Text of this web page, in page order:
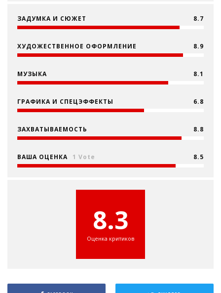
ЗАДУМКА И СЮЖЕТ 8.7
ХУДОЖЕСТВЕННОЕ ОФОРМЛЕНИЕ 8.9
МУЗЫКА 8.1
ГРАФИКА И СПЕЦЭФФЕКТЫ 6.8
ЗАХВАТЫВАЕМОСТЬ 8.8
ВАША ОЦЕНКА 1 Vote 8.5
8.3
Оценка критиков